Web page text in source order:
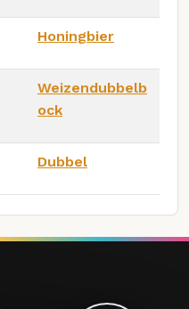
Honingbier
Weizendubbelb
ock
Dubbel